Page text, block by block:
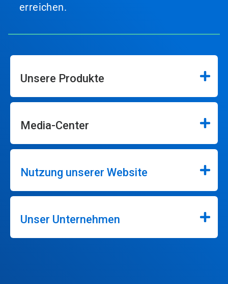
erreichen.
Unsere Produkte
Media-Center
Nutzung unserer Website
Unser Unternehmen